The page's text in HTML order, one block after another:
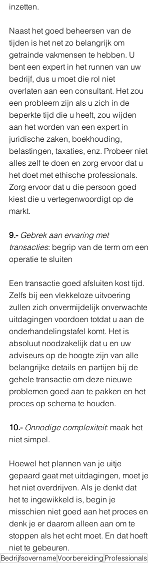
inzetten.
Naast het goed beheersen van de
tijden is het net zo belangrijk om
getrainde vakmensen te hebben. U
bent een expert in het runnen van uw
bedrijf, dus u moet die rol niet
overlaten aan een consultant. Het zou
een probleem zijn als u zich in de
beperkte tijd die u heeft, zou wijden
aan het worden van een expert in
juridische zaken, boekhouding,
belastingen, taxaties, enz. Probeer niet
alles zelf te doen en zorg ervoor dat u
het doet met ethische professionals.
Zorg ervoor dat u die persoon goed
kiest die u vertegenwoordigt op de
markt.
9.- Gebrek aan ervaring met
transacties: begrip van de term om een ​​
operatie te sluiten
Een transactie goed afsluiten kost tijd.
Zelfs bij een vlekkeloze uitvoering
zullen zich onvermijdelijk onverwachte
uitdagingen voordoen totdat u aan de
onderhandelingstafel komt. Het is
absoluut noodzakelijk dat u en uw
adviseurs op de hoogte zijn van alle
belangrijke details en partijen bij de
gehele transactie om deze nieuwe
problemen goed aan te pakken en het
proces op schema te houden.
10.- Onnodige complexiteit: maak het
niet simpel.
Hoewel het plannen van je uitje
gepaard gaat met uitdagingen, moet je
het niet overdrijven. Als je denkt dat
het te ingewikkeld is, begin je
misschien niet goed aan het proces en
denk je er daarom alleen aan om te
stoppen als het echt moet. En dat hoeft
niet te gebeuren.
BedrijfsovernameVoorbereiding Professionals